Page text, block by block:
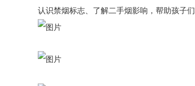
认识禁烟标志、了解二手烟影响，帮助孩子